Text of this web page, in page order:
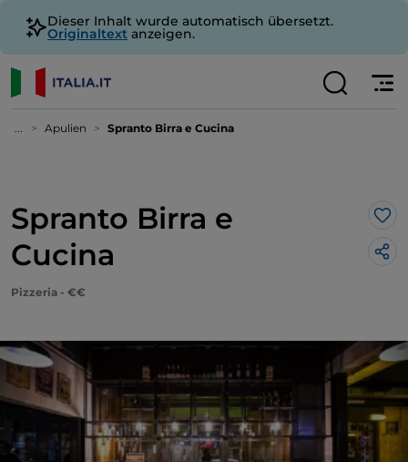
Dieser Inhalt wurde automatisch übersetzt.
Originaltext anzeigen.
... Apulien Spranto Birra e Cucina
Spranto Birra e
Cucina
Pizzeria - €€